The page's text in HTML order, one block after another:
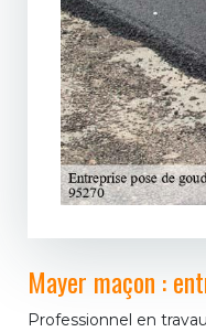
Mayer maçon :
Professionnel en